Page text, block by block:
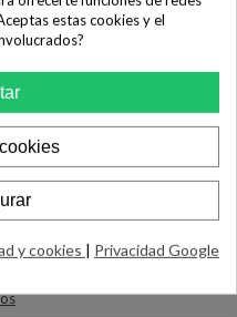
estas cookies y el
y cookies | Privacidad Google